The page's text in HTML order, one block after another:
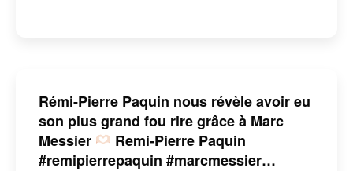
Rémi-Pierre Paquin nous révèle avoir eu
son plus grand fou rire grâce à Marc
Messier
Remi-Pierre Paquin
#remipierrepaquin #marcmessier…